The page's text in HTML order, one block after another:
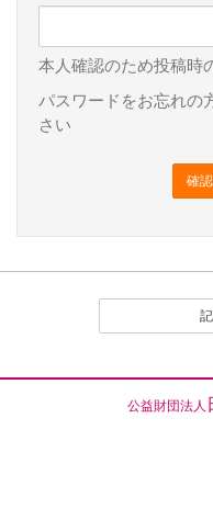
本人確認のため投稿時
パスワードをお忘れの
さい
確
公益財団法人